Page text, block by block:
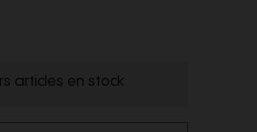
articles en stock